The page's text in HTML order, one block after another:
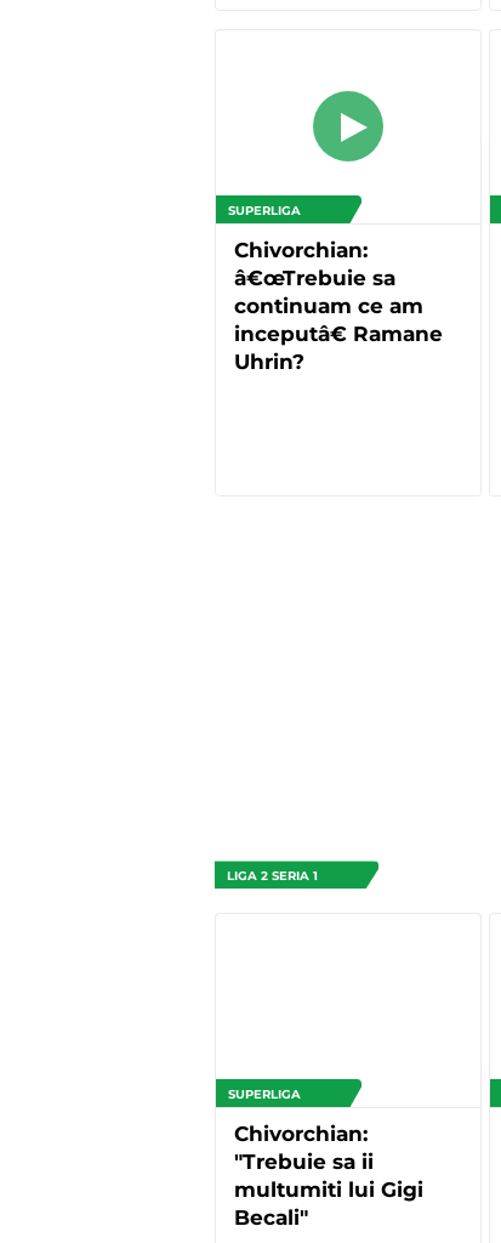
SUPERLIGA
Chivorchian:
â€œTrebuie sa
continuam ce am
inceputâ€ Ramane
Uhrin?
LIGA 2 SERIA 1
SUPERLIGA
Chivorchian:
"Trebuie sa ii
multumiti lui Gigi
Becali"